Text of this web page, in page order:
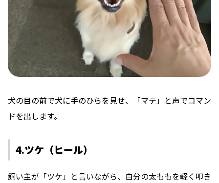
犬の目の前で犬に手のひらを見せ、「マテ」と声でコマン
ドを出します。
4.ツケ（ヒール）
飼い主が「ツケ」と言いながら、自分の太ももを軽く叩き